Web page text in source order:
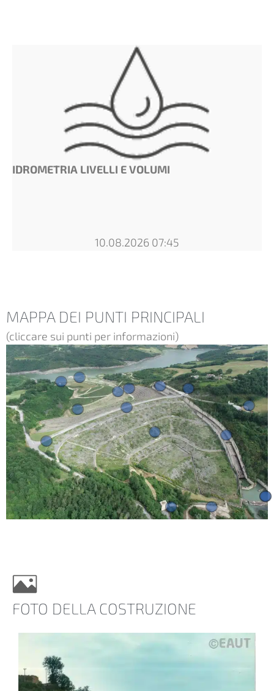
IDROMETRIA LIVELLI E VOLUMI
10.08.2026 07:45
MAPPA DEI PUNTI PRINCIPALI
(cliccare sui punti per informazioni)
FOTO DELLA COSTRUZIONE